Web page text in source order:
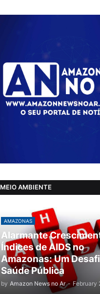
MEIO AMBIENTE
AMAZONAS
Alarmante
Índices de AIDS no
Amazonas: Um
Saúde Pública
by Amazon News no Ar - February